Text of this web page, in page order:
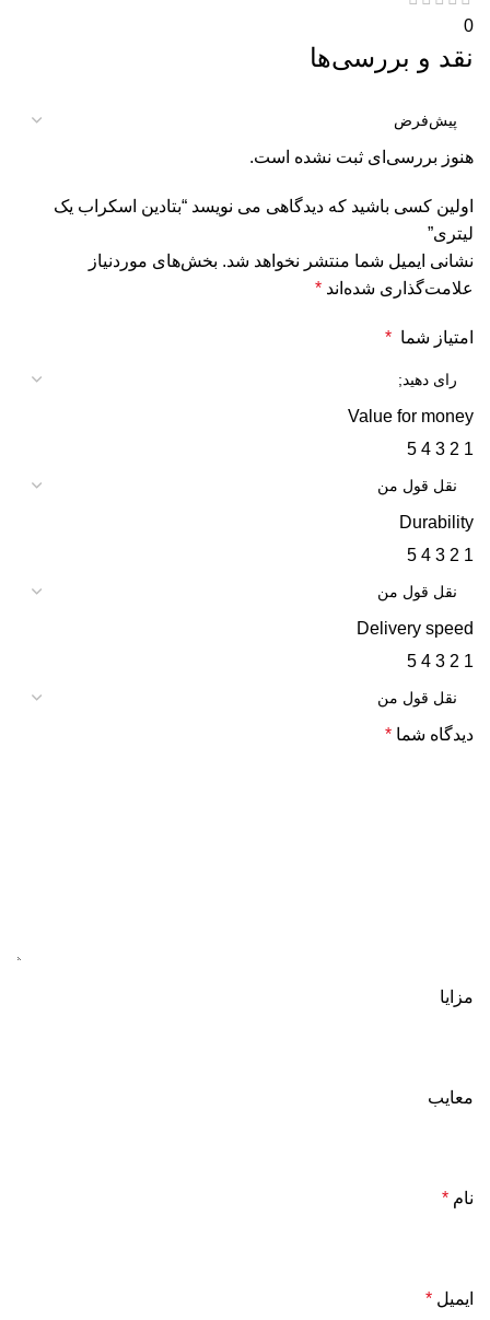
0
نقد و بررسی‌ها
هنوز بررسی‌ای ثبت نشده است.
اولین کسی باشید که دیدگاهی می نویسد “بتادین اسکراب یک
لیتری”
نشانی ایمیل شما منتشر نخواهد شد. بخش‌های موردنیاز
علامت‌گذاری شده‌اند *
امتیاز شما *
Value for money
1
2
3
4
5
Durability
1
2
3
4
5
Delivery speed
1
2
3
4
5
دیدگاه شما *
مزایا
معایب
نام *
ایمیل *